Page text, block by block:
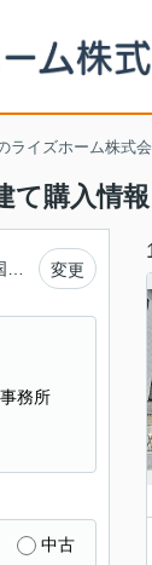
ライズホーム株式
て購入情報
変更
事務所
中古